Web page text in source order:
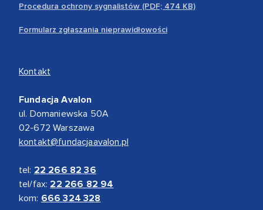
Procedura ochrony sygnalistów (PDF; 474 KB)
Formularz zgłaszania nieprawidłowości
Kontakt
Fundacja Avalon
ul. Domaniewska 50A
02-672 Warszawa
kontakt@fundacjaavalon.pl
tel: 22 266 82 36
tel/fax: 22 266 82 94
kom: 666 324 328